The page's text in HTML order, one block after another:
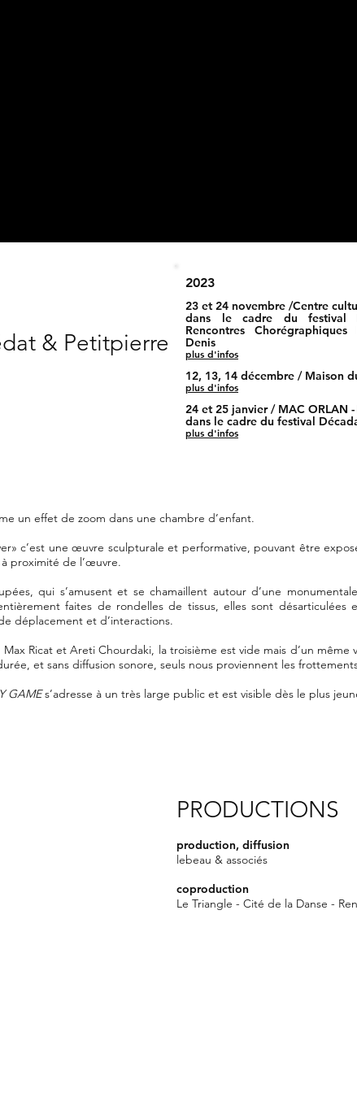
& Petitpierre
2023
23 et 24 novembre /Centre
dans le cadre du festival
Rencontres
Denis
plus d'infos
12, 13, 14 décembre / Maison
plus d'infos
24 et 25 janvier/ MAC ORLAN -
dans le cadre du festival
plus d'infos
un effet de zoom dans une chambre d’enfant.
c’est une œuvre sculpturale et performative, pouvant être
proximité de l’œuvre.
qui s’amusent et se chamaillent autour d’une
faites de rondelles de tissus, elles sont
déplacement et d’interactions.
Ricat et Areti Chourdaki, la troisième est vide mais d’un
et sans diffusion sonore, seuls nous proviennent les
GAMEs’adresse à un très large public et est visible dès le plus
PRODUCTIONS
production, diffusion
lebeau & associés
coproduction
Le Triangle - Cité de la Danse -